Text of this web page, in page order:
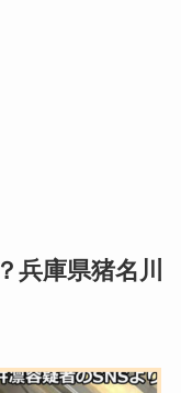
兵庫県猪名川